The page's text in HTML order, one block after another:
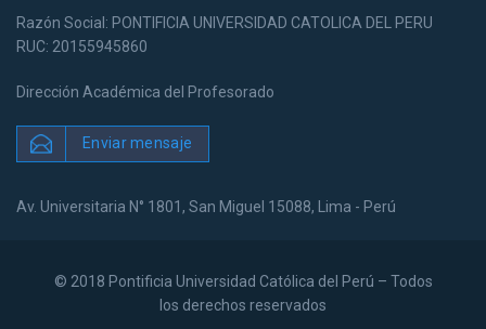
Razón Social: PONTIFICIA UNIVERSIDAD CATOLICA DEL PERU
RUC: 20155945860
Dirección Académica del Profesorado
Enviar mensaje
Av. Universitaria N° 1801, San Miguel 15088, Lima - Perú
© 2018 Pontificia Universidad Católica del Perú – Todos
los derechos reservados